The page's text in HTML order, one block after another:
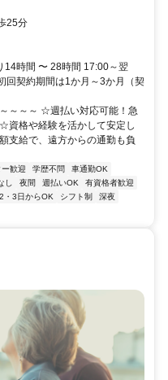
25分
14時間 〜 28時間 17:00～翌
回契約期間は1か月～3か月（契
～～～ ☆週払い対応可能！急
資格や経験を活かして安定し
支給で、遠方からの通勤も負
歓迎 学歴不問
車通勤OK
し 夜間 週払いOK
有資格者歓迎
・3日からOK シフト制
深夜